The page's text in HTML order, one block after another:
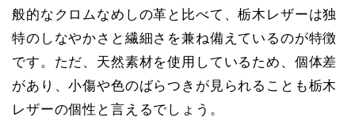
般的なクロムなめしの革と比べて、栃木レザーは独
特のしなやかさと繊細さを兼ね備えているのが特徴
です。ただ、天然素材を使用しているため、個体差
があり、小傷や色のばらつきが見られることも栃木
レザーの個性と言えるでしょう。